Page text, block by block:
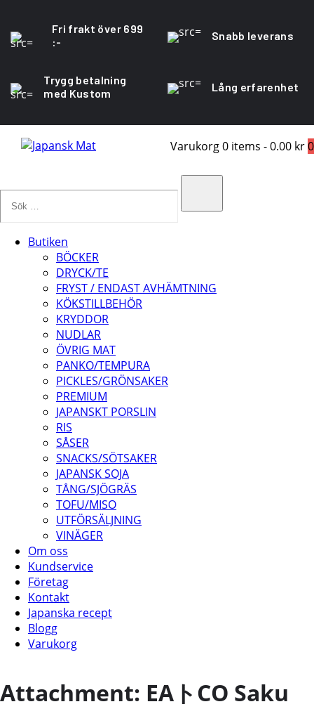
Fri frakt över 699
:-
Snabb leverans
Trygg betalning
med Kustom
Lång erfarenhet
Varukorg0 items -0.00 kr0
Butiken
BÖCKER
DRYCK/TE
FRYST / ENDAST AVHÄMTNING
KÖKSTILLBEHÖR
KRYDDOR
NUDLAR
ÖVRIG MAT
PANKO/TEMPURA
PICKLES/GRÖNSAKER
PREMIUM
JAPANSKT PORSLIN
RIS
SÅSER
SNACKS/SÖTSAKER
JAPANSK SOJA
TÅNG/SJÖGRÄS
TOFU/MISO
UTFÖRSÄLJNING
VINÄGER
Om oss
Kundservice
Företag
Kontakt
Japanska recept
Blogg
Varukorg
Attachment: EAトCO Saku